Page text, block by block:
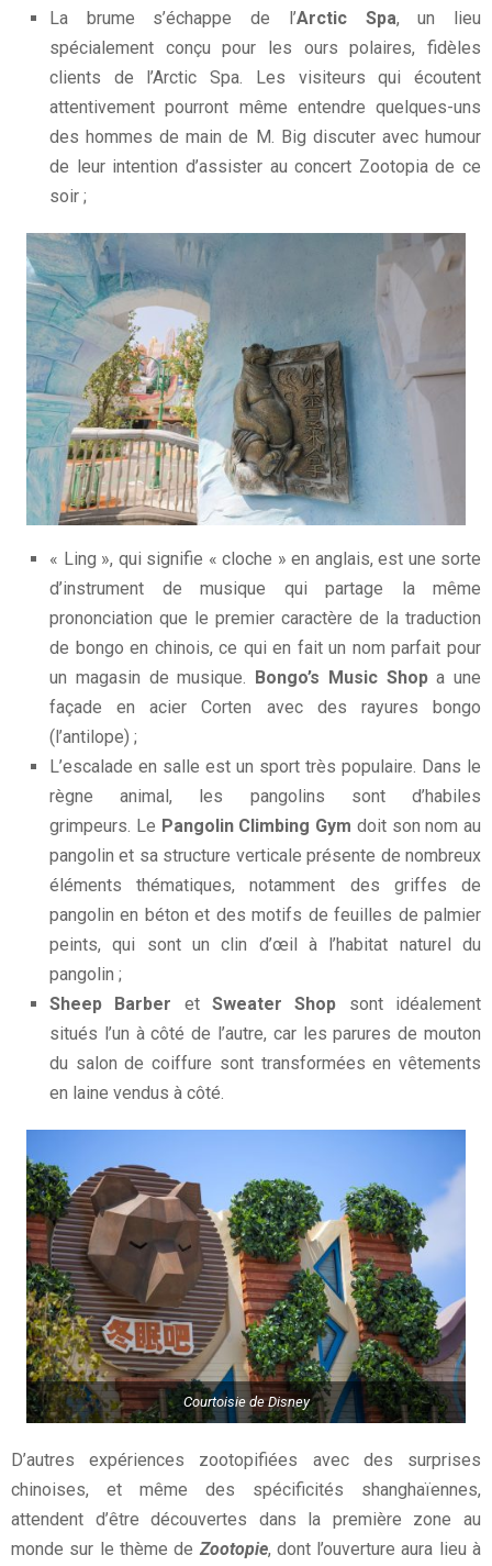
La brume s’échappe de l’Arctic Spa, un lieu
spécialement conçu pour les ours polaires, fidèles
clients de l’Arctic Spa. Les visiteurs qui écoutent
attentivement pourront même entendre quelques-uns
des hommes de main de M. Big discuter avec humour
de leur intention d’assister au concert Zootopia de ce
soir ;
« Ling », qui signifie « cloche » en anglais, est une sorte
d’instrument de musique qui partage la même
prononciation que le premier caractère de la traduction
de bongo en chinois, ce qui en fait un nom parfait pour
un magasin de musique.
Bongo’s Music Shopa une
façade en acier Corten avec des rayures bongo
(l’antilope) ;
L’escalade en salle est un sport très populaire. Dans le
règne animal, les pangolins sont d’habiles
grimpeurs. Le Pangolin Climbing Gym doit son nom au
pangolin et sa structure verticale présente de nombreux
éléments thématiques, notamment des griffes de
pangolin en béton et des motifs de feuilles de palmier
peints, qui sont un clin d’œil à l’habitat naturel du
pangolin ;
Sheep Barber etSweater Shop sont idéalement
situés l’un à côté de l’autre, car les parures de mouton
du salon de coiffure sont transformées en vêtements
en laine vendus à côté.
Courtoisie de Disney
D’autres expériences zootopifiées avec des surprises
chinoises, et même des spécificités shanghaïennes,
attendent d’être découvertes dans la première zone au
monde sur le thème de Zootopie, dont l’ouverture aura lieu à